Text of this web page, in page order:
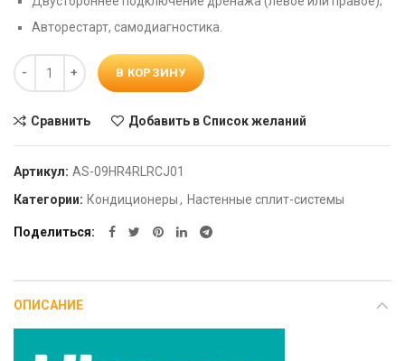
Авторестарт, самодиагностика.
Количество
В КОРЗИНУ
Сравнить Добавить в Список желаний
Артикул: AS-09HR4RLRCJ01
Категории: Кондиционеры, Настенные сплит-системы
Поделиться
ОПИСАНИЕ